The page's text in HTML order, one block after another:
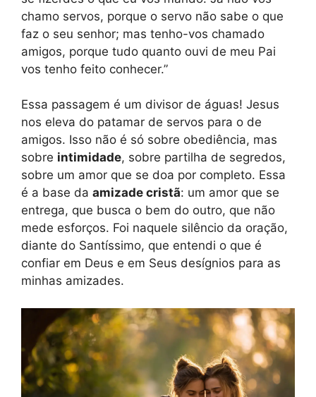
chamo servos, porque o servo não sabe o que
faz o seu senhor; mas tenho-vos chamado
amigos, porque tudo quanto ouvi de meu Pai
vos tenho feito conhecer.”
Essa passagem é um divisor de águas! Jesus
nos eleva do patamar de servos para o de
amigos. Isso não é só sobre obediência, mas
sobre intimidade, sobre partilha de segredos,
sobre um amor que se doa por completo. Essa
é a base da amizade cristã: um amor que se
entrega, que busca o bem do outro, que não
mede esforços. Foi naquele silêncio da oração,
diante do Santíssimo, que entendi o que é
confiar em Deus e em Seus desígnios para as
minhas amizades.